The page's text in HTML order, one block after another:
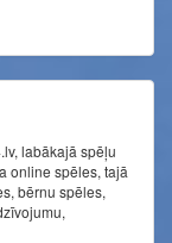
labākajā spēļu
online spēles, tajā
bērnu spēles,